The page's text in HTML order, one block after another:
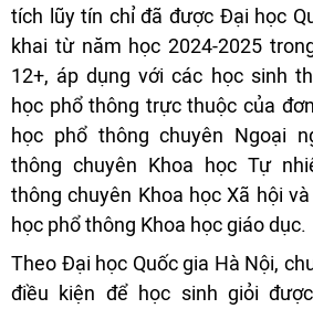
tích lũy tín chỉ đã được Đại học
khai từ năm học 2024-2025
12+, áp dụng với các học sinh
học phổ thông trực thuộc của
học phổ thông chuyên Ngoại
thông chuyên Khoa học Tự
thông chuyên Khoa học Xã hội
học phổ thông Khoa học giáo dục.
Theo Đại học Quốc gia Hà Nội,
điều kiện để học sinh giỏi